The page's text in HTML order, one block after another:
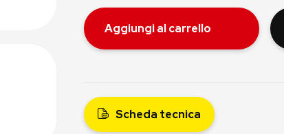
Aggiungi al carrello
Scheda tecnica